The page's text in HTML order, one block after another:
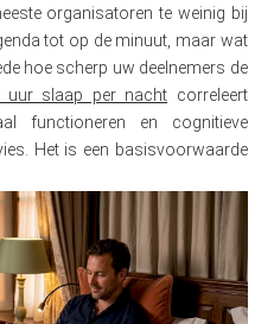
organisatoren te weinig bij
tot op de minuut, maar wat
hoe scherp uw deelnemers de
uur slaap per nacht correleert
functioneren en cognitieve
Het is een basisvoorwaarde